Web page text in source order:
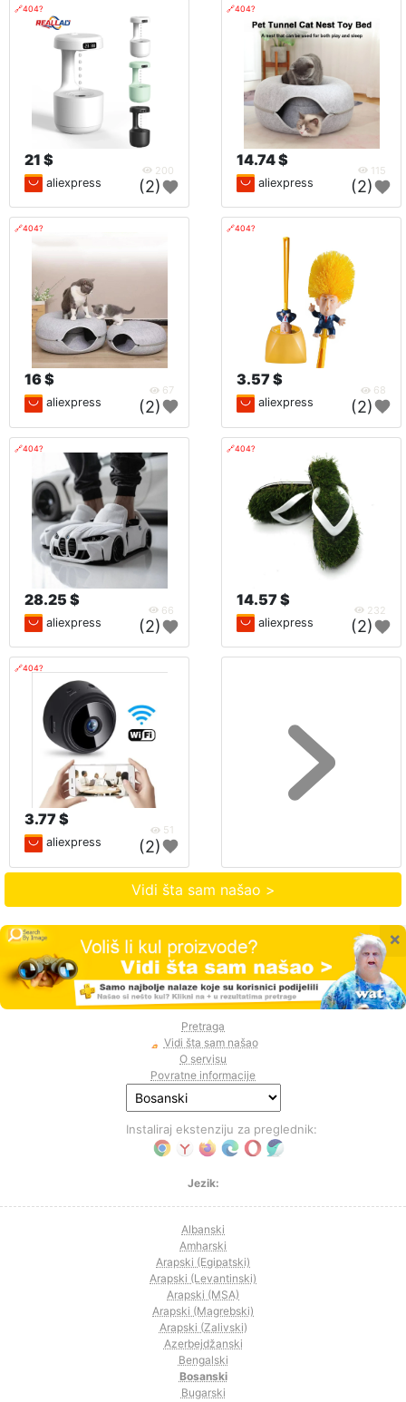
🔗404?
21 $
200
aliexpress (2)
🔗404?
14.74 $
115
aliexpress (2)
🔗404?
16 $
67
aliexpress (2)
🔗404?
3.57 $
68
aliexpress (2)
🔗404?
28.25 $
66
aliexpress (2)
🔗404?
14.57 $
232
aliexpress (2)
🔗404?
3.77 $
51
aliexpress (2)
Vidi šta sam našao >
×
Pretraga
Vidi šta sam našao
O servisu
Povratne informacije
Instaliraj ekstenziju za preglednik:
Jezik:
Albanski
Amharski
Arapski (Egipatski)
Arapski (Levantinski)
Arapski (MSA)
Arapski (Magrebski)
Arapski (Zalivski)
Azerbejdžanski
Bengalski
Bosanski
Bugarski